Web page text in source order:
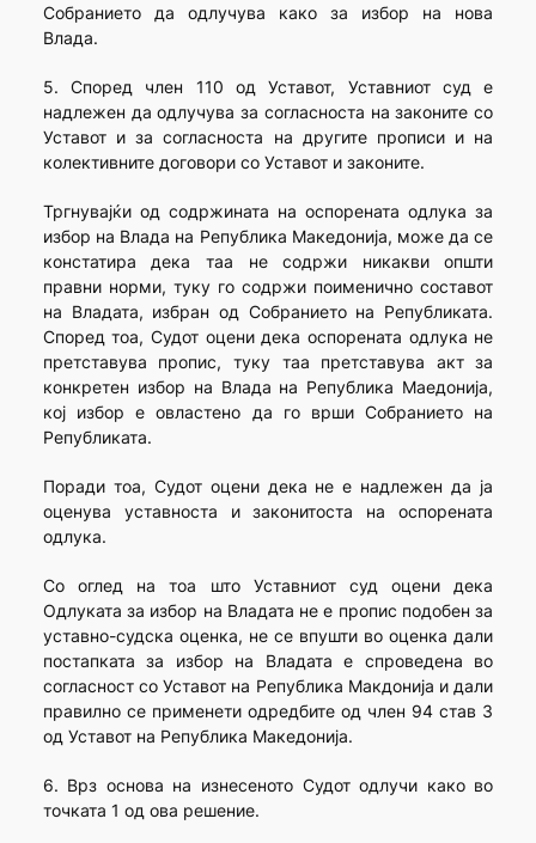
Собранието да одлучува како за избор на нова
Влада.
5. Според член 110 од Уставот, Уставниот суд е
надлежен да одлучува за согласноста на законите со
Уставот и за согласноста на другите прописи и на
колективните договори со Уставот и законите.
Тргнувајќи од содржината на оспорената одлука за
избор на Влада на Република Македонија, може да се
констатира дека таа не содржи никакви општи
правни норми, туку го содржи поименично составот
на Владата, избран од Собранието на Републиката.
Според тоа, Судот оцени дека оспорената одлука не
претставува пропис, туку таа претставува акт за
конкретен избор на Влада на Република Маедонија,
кој избор е овластено да го врши Собранието на
Републиката.
Поради тоа, Судот оцени дека не е надлежен да ја
оценува уставноста и законитоста на оспорената
одлука.
Со оглед на тоа што Уставниот суд оцени дека
Одлуката за избор на Владата не е пропис подобен за
уставно-судска оценка, не се впушти во оценка дали
постапката за избор на Владата е спроведена во
согласност со Уставот на Република Макдонија и дали
правилно се применети одредбите од член 94 став 3
од Уставот на Република Македонија.
6. Врз основа на изнесеното Судот одлучи како во
точката 1 од ова решение.